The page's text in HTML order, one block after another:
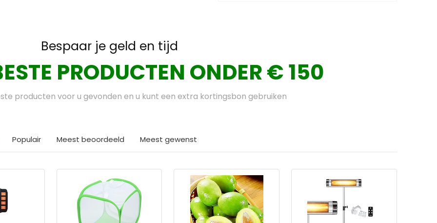
Bespaar je geld en tijd
PRODUCTEN ONDER € 150
producten voor u gevonden en u kunt een extra kortingsbon gebruiken
Populair Meest beoordeeld Meest gewenst